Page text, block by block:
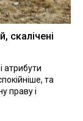
скалічені
атрибути
та
праву і